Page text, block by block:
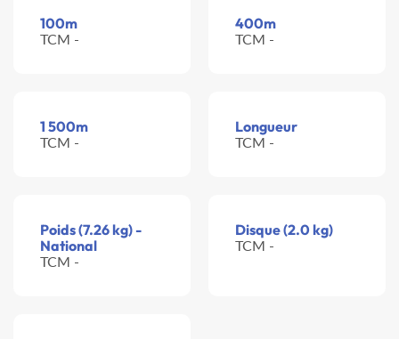
100m
TCM -
400m
TCM -
1 500m
TCM -
Longueur
TCM -
Poids (7.26 kg) -
National
TCM -
Disque (2.0 kg)
TCM -